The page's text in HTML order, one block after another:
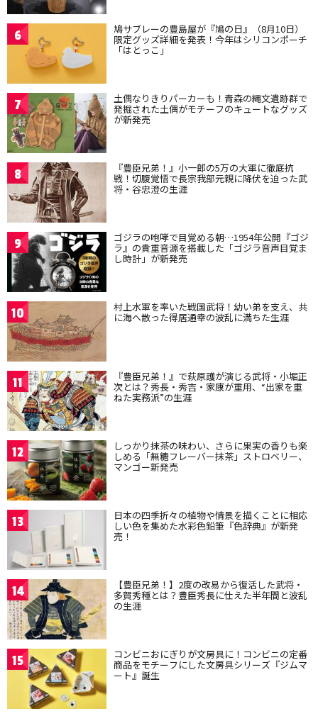
6 鳩サブレーの豊島屋が『鳩の日』（8月10日）
限定グッズ詳細を発表！今年はシリコンポーチ
「はとっこ」
7 土偶なりきりパーカーも！青森の縄文遺跡群で
発掘された土偶がモチーフのキュートなグッズ
が新発売
8 『豊臣兄弟！』小一郎の5万の大軍に徹底抗
戦！切腹覚悟で長宗我部元親に降伏を迫った武
将・谷忠澄の生涯
9 ゴジラの咆哮で目覚める朝…1954年公開『ゴジ
ラ』の貴重音源を搭載した「ゴジラ音声目覚ま
し時計」が新発売
10 村上水軍を率いた戦国武将！幼い弟を支え、共
に海へ散った得居通幸の波乱に満ちた生涯
11 『豊臣兄弟！』で萩原護が演じる武将・小堀正
次とは？秀長・秀吉・家康が重用、“出家を重
ねた実務派”の生涯
12 しっかり抹茶の味わい、さらに果実の香りも楽
しめる「無糖フレーバー抹茶」ストロベリー、
マンゴー新発売
13 日本の四季折々の植物や情景を描くことに相応
しい色を集めた水彩色鉛筆『色辞典』が新発
売！
14 【豊臣兄弟！】2度の改易から復活した武将・
多賀秀種とは？豊臣秀長に仕えた半年間と波乱
の生涯
15 コンビニおにぎりが文房具に！コンビニの定番
商品をモチーフにした文房具シリーズ『ジムマ
ート』誕生